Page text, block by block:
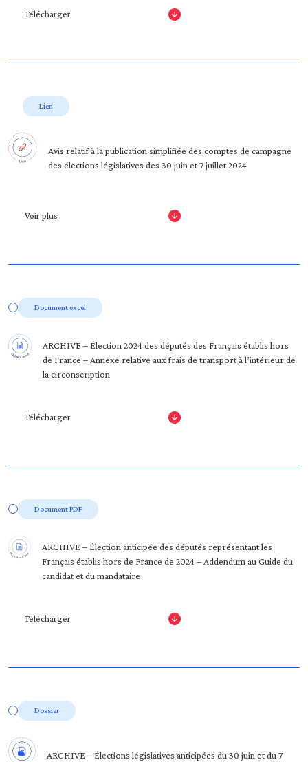
Télécharger
Lien
Avis relatif à la publication simplifiée des comptes de campagne
des élections législatives des 30 juin et 7 juillet 2024
Voir plus
Document excel
ARCHIVE – Élection 2024 des députés des Français établis hors
de France – Annexe relative aux frais de transport à l’intérieur de
la circonscription
Télécharger
Document PDF
ARCHIVE – Élection anticipée des députés représentant les
Français établis hors de France de 2024 – Addendum au Guide du
candidat et du mandataire
Télécharger
Dossier
ARCHIVE – Élections législatives anticipées du 30 juin et du 7